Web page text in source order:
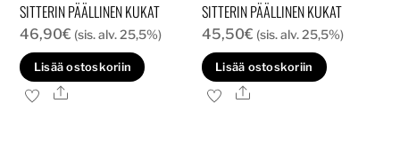
SITTERIN PÄÄLLINEN KUKAT
46,90€ (sis. alv. 25,5%)
Lisää ostoskoriin
Ale
SITTERIN PÄÄLLINEN KUKAT
45,50€ (sis. alv. 25,5%)
Lisää ostoskoriin
Ale